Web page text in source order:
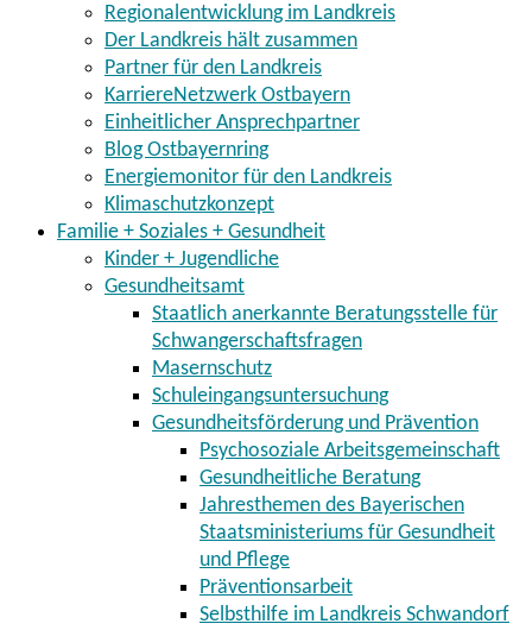
Regionalentwicklung im Landkreis
Der Landkreis hält zusammen
Partner für den Landkreis
KarriereNetzwerk Ostbayern
Einheitlicher Ansprechpartner
Blog Ostbayernring
Energiemonitor für den Landkreis
Klimaschutzkonzept
Familie + Soziales + Gesundheit
Kinder + Jugendliche
Gesundheitsamt
Staatlich anerkannte Beratungsstelle für
Schwangerschaftsfragen
Masernschutz
Schuleingangsuntersuchung
Gesundheitsförderung und Prävention
Psychosoziale Arbeitsgemeinschaft
Gesundheitliche Beratung
Jahresthemen des Bayerischen
Staatsministeriums für Gesundheit
und Pflege
Präventionsarbeit
Selbsthilfe im Landkreis Schwandorf